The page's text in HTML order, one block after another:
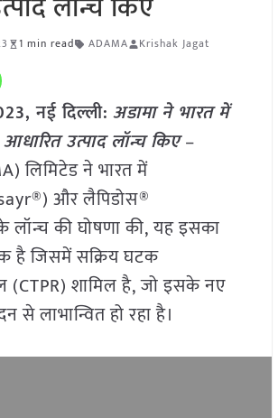
1 min read ADAMA Krishak Jagat
नई दिल्ली: अडामा ने भारत में
उत्पाद लॉन्च किए–
लिमिटेड ने भारत में
और लैपिडोस®
की घोषणा की, यह इसका
है जिसमें सक्रिय घटक
(CTPR) शामिल है, जो इसके नए
से लाभान्वित हो रहा है।